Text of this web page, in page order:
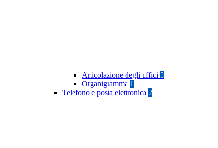
Articolazione degli uffici 3
Organigramma 1
Telefono e posta elettronica 2